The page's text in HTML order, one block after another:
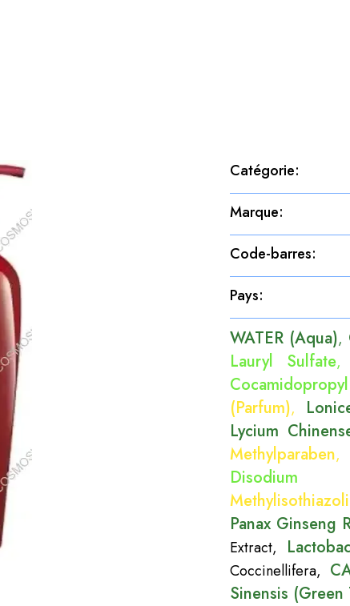
Catégorie:
Marque:
Code-barres:
Pays:
WATER (Aqua),
Lauryl Sulfate,
(Parfum),
Lycium
Methylparaben
Disodium
Panax Ginseng
Extract,
Coccinellifera,
Sinensis (Green